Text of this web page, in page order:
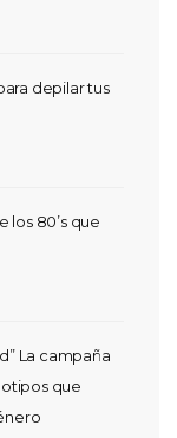
depilar tus
los 80’s que
La campaña
que